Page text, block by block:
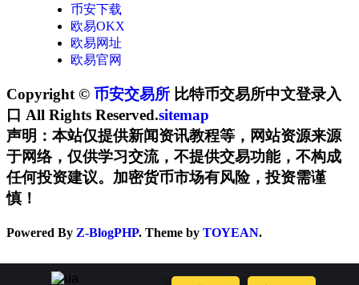
币安下载
欧易OKX
欧易网址
欧易官网
Copyright © 币安交易所 比特币交易所中文登录入
口 All Rights Reserved.sitemap
声明：本站仅提供新闻资讯教程等，网站资源来源
于网络，仅供学习交流，不提供交易功能，不构成
任何投资建议。加密货币市场有风险，投资需谨
慎！
Powered By Z-BlogPHP. Theme by TOYEAN.